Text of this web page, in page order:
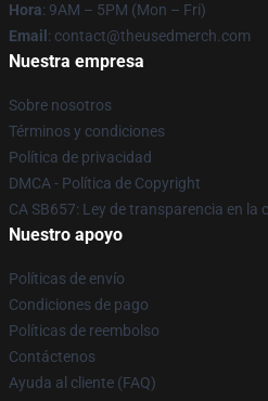
Hora: 9AM – 5PM (Mon – Fri)
Email : contact@theusedmerch.com
Nuestra empresa
Sobre nosotros
Términos y condiciones
Política de privacidad
DMCA - Política de Copyright
CA SB657: Ley de transparencia en la
Nuestro apoyo
Políticas de envío
Condiciones de pago
Políticas de reembolso
Contáctenos
Ayuda al cliente (FAQ)